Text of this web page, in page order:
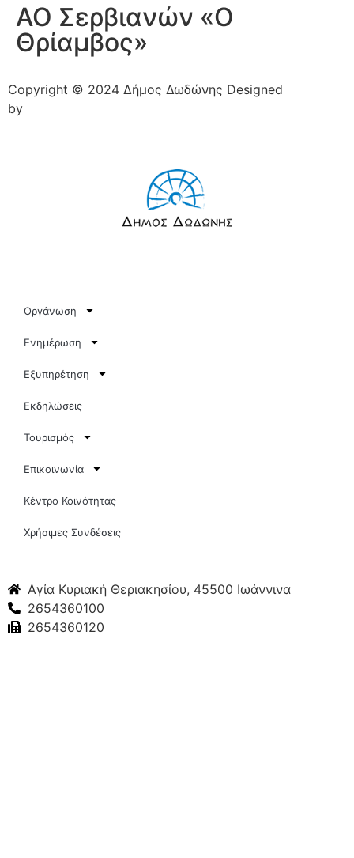
ΑΟ Σερβιανών «Ο
Θρίαμβος»
Copyright © 2024 Δήμος Δωδώνης Designed
by
Οργάνωση
Ενημέρωση
Εξυπηρέτηση
Εκδηλώσεις
Τουρισμός
Επικοινωνία
Κέντρο Κοινότητας
Χρήσιμες Συνδέσεις
Αγία Κυριακή Θεριακησίου, 45500 Ιωάννινα
2654360100
2654360120